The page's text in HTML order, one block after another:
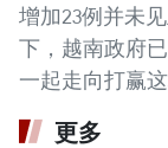
增加23例并未
下，越南政府
一起走向打赢
更多